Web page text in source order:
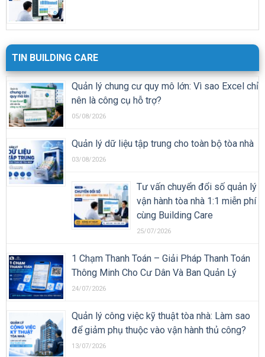
TIN BUILDING CARE
Quản lý chung cư quy mô lớn: Vì sao Excel chỉ
nên là công cụ hỗ trợ?
05/08/2026
Quản lý dữ liệu tập trung cho toàn bộ tòa nhà
03/08/2026
Tư vấn chuyển đổi số quản lý
vận hành tòa nhà 1:1 miễn phí
cùng Building Care
25/07/2026
1 Chạm Thanh Toán – Giải Pháp Thanh Toán
Thông Minh Cho Cư Dân Và Ban Quản Lý
24/07/2026
Quản lý công việc kỹ thuật tòa nhà: Làm sao
để giảm phụ thuộc vào vận hành thủ công?
13/07/2026